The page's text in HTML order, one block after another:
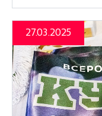
27.03.2025